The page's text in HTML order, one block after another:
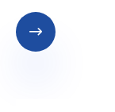
